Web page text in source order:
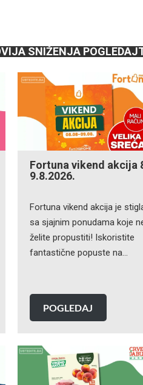
SNIŽENJA
Fortuna vikend akcija
9.8.2026.
Fortuna vikend akcija je
sa sjajnim ponudama koje
želite propustiti! Iskoristite
fantastične popuste na…
POGLEDAJ